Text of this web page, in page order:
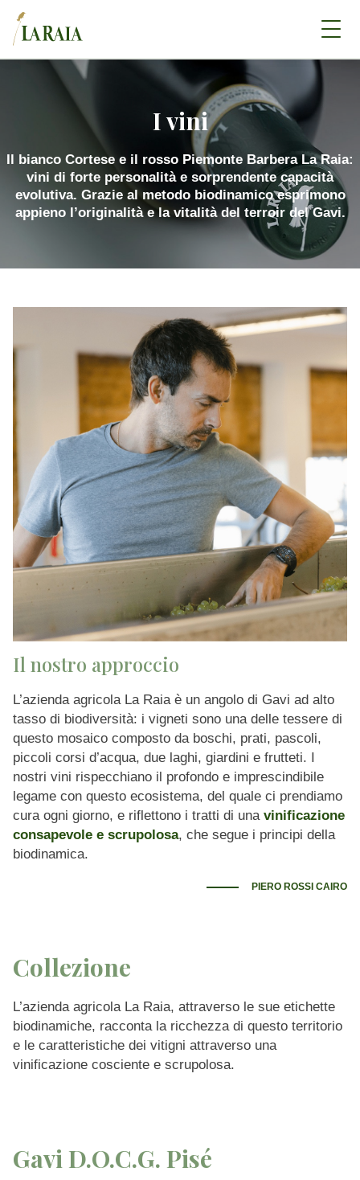
I vini
Il bianco Cortese e il rosso Piemonte Barbera La Raia:
vini di forte personalità e sorprendente capacità
evolutiva. Grazie al metodo biodinamico esprimono
appieno l’originalità e la vitalità del terroir del Gavi.
Il nostro approccio
L’azienda agricola La Raia è un angolo di Gavi ad alto
tasso di biodiversità: i vigneti sono una delle tessere di
questo mosaico composto da boschi, prati, pascoli,
piccoli corsi d’acqua, due laghi, giardini e frutteti. I
nostri vini rispecchiano il profondo e imprescindibile
legame con questo ecosistema, del quale ci prendiamo
cura ogni giorno, e riflettono i tratti di una vinificazione
consapevole e scrupolosa, che segue i principi della
biodinamica.
PIERO ROSSI CAIRO
Collezione
L’azienda agricola La Raia, attraverso le sue etichette
biodinamiche, racconta la ricchezza di questo territorio
e le caratteristiche dei vitigni attraverso una
vinificazione cosciente e scrupolosa.
Gavi D.O.C.G. Pisé